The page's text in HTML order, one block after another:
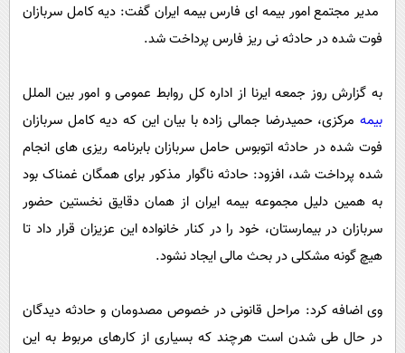
یک برش دانایی
محیط زیست
بین الملل
علم و دانش
فناوری و It
علمی
اخبار کریپتو
قرآن
گوناگون
سرگرمی
باشگاه مغز
فیلم
اقتصاد
سرگرمی
فناوری
عصر ایران 2
خواندنی ها و دیدنی ها
پیامک
روانشناسی
آموزش زبان
مدیر مجتمع امور بیمه ای فارس بیمه ایران گفت: دیه کامل سربازان
فوت شده در حادثه نی ریز فارس پرداخت شد.
به گزارش روز جمعه ایرنا از اداره کل روابط عمومی و امور بین الملل
بیمه مرکزی، حمیدرضا جمالی زاده با بیان این که دیه کامل سربازان
فوت شده در حادثه اتوبوس حامل سربازان بابرنامه ریزی های انجام
شده پرداخت شد، افزود: حادثه ناگوار مذکور برای همگان غمناک بود
به همین دلیل مجموعه بیمه ایران از همان دقایق نخستین حضور
سربازان در بیمارستان، خود را در کنار خانواده این عزیزان قرار داد تا
هیچ گونه مشکلی در بحث مالی ایجاد نشود.
وی اضافه کرد: مراحل قانونی در خصوص مصدومان و حادثه دیدگان
در حال طی شدن است هرچند که بسیاری از کارهای مربوط به این